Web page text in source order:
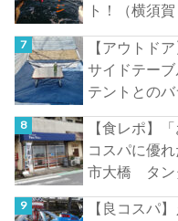
ト！（横須賀
【アウトド
サイドテー
テントとの
【食レポ】
コスパに優
市大橋 タン
【良コスパ